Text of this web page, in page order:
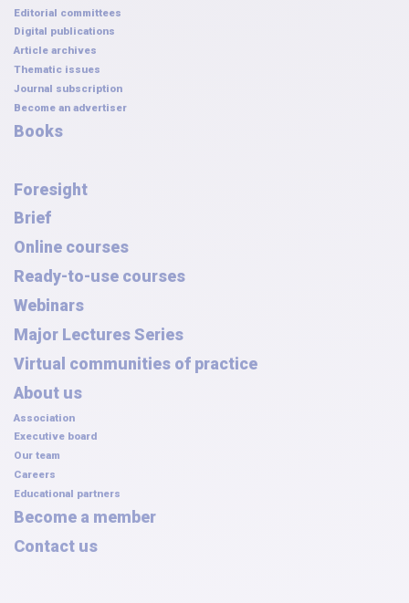
Editorial committees
Digital publications
Article archives
Thematic issues
Journal subscription
Become an advertiser
Books
Foresight
Brief
Online courses
Ready-to-use courses
Webinars
Major Lectures Series
Virtual communities of practice
About us
Association
Executive board
Our team
Careers
Educational partners
Become a member
Contact us